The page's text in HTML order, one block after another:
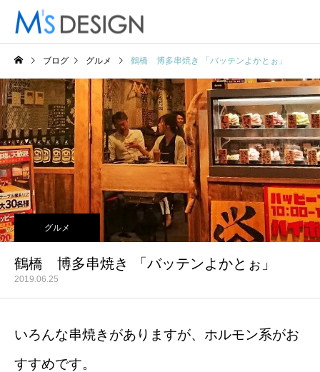
ブログ グルメ 鶴橋 博多串焼き 「バッテンよかとぉ」
グルメ
鶴橋 博多串焼き 「バッテンよかとぉ」
2019.06.25
いろんな串焼きがありますが、ホルモン系がお
すすめです。